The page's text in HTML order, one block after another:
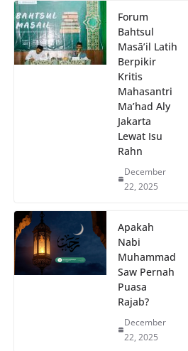
Forum
Bahtsul
Masā’il Latih
Berpikir
Kritis
Mahasantri
Ma’had Aly
Jakarta
Lewat Isu
Rahn
December
22, 2025
Apakah
Nabi
Muhammad
Saw Pernah
Puasa
Rajab?
December
22, 2025